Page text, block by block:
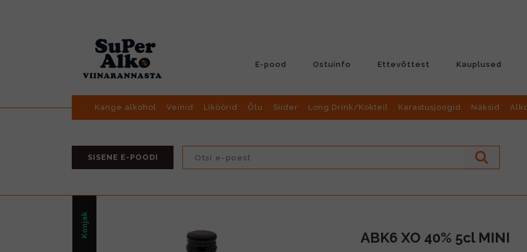
E-pood Ostuinfo Ettevõttest Kauplused
Kange alkohol Veinid Liköörid Õlu Siider Long Drink/Kokteil Karastusjoogid Näksid
SISENE E-POODI
Konjak ABK6 XO 40% 5cl MINI